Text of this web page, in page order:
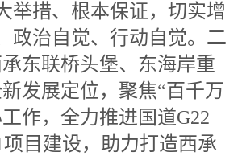
举措、根本保证，切实增
政治自觉、行动自觉。 二
东联桥头堡、东海岸重
发展定位，聚焦“百千万
作，全力推进国道G22
项目建设，助力打造西承